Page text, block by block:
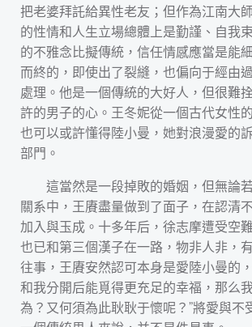
把老婆拜託給異性老友；但作為江南大
的性情和人生立場總體上是勤謹、自我
的不雅念比擬傳統，信任情感應當是能
而終的，即使出了裂縫，也偏向于經由
處理。他是一個傳統的大好人，但很難
許的男子的心。王冬妮從一個古代女性
也可以或許懂得陸小曼，她對浪漫愛的
部門。
這當然是一段掉敗的婚姻，但無論
關系中，王賡盡量做到了面子，在認清
加入與玉成。十多年后，徐志摩遭受空
也已和第三個漢子在一路，物非人非，
往事，王賡安然認可本身是愛陸小曼的
和我分開后能覓得更充足的幸福，那么
為？又何須為此耿耿于懷呢？”將愛與不